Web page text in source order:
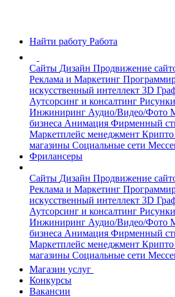
Найти работу Работа
Сайты Дизайн Продвижение
Реклама и Маркетинг
искусственный интеллект 3D
Аутсорсинг и консалтинг
Инжиниринг Аудио/Видео/Фото
бизнеса Анимация Фирменный
Маркетплейс менеджмент Крипто
магазины Социальные сети
Фрилансеры
Сайты Дизайн Продвижение
Реклама и Маркетинг
искусственный интеллект 3D
Аутсорсинг и консалтинг
Инжиниринг Аудио/Видео/Фото
бизнеса Анимация Фирменный
Маркетплейс менеджмент Крипто
магазины Социальные сети
Магазин услуг
Конкурсы
Вакансии